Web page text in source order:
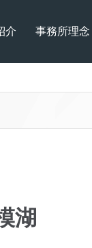
介 事務所理念
湖